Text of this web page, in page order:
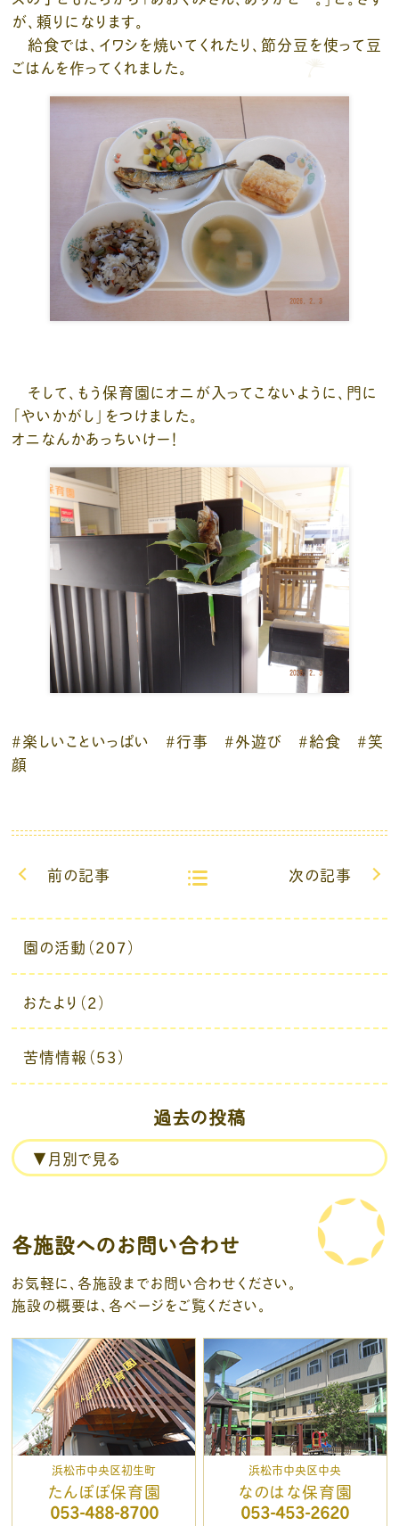
が、頼りになります。
給食では、イワシを焼いてくれたり、節分豆を使って豆
ごはんを作ってくれました。
そして、もう保育園にオニが入ってこないように、門に
「やいかがし」をつけました。
オニなんかあっちいけー！
#楽しいこといっぱい #行事 #外遊び #給食 #笑
顔
前の記事 次の記事
園の活動（207）
おたより（2）
苦情情報（53）
過去の投稿
各施設へのお問い合わせ
お気軽に、各施設までお問い合わせください。
施設の概要は、各ページをご覧ください。
浜松市中央区初生町
たんぽぽ保育園
053-488-8700
浜松市中央区中央
なのはな保育園
053-453-2620